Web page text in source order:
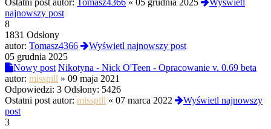
najnowszy post
8
1831 Odsłony
autor: Tomasz4366
Wyświetl najnowszy post
05 grudnia 2025
Nowy post Nikotyna - Nick O'Teen - Opracowanie v. 0.69 beta
autor: misspill » 09 maja 2021
Odpowiedzi: 3 Odsłony: 5426
Ostatni post autor: misspill « 07 marca 2022
Wyświetl najnowszy
post
3